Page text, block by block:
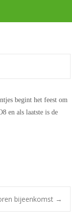
begint het feest om
en als laatste is de
bijeenkomst →